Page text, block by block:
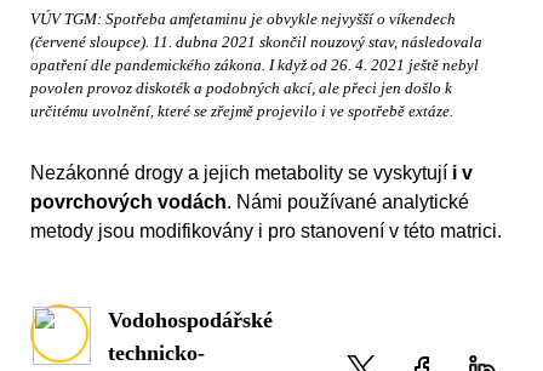
VÚV TGM: Spotřeba amfetaminu je obvykle nejvyšší o víkendech
(červené sloupce). 11. dubna 2021 skončil nouzový stav, následovala
opatření dle pandemického zákona. I když od 26. 4. 2021 ještě nebyl
povolen provoz diskoték a podobných akcí, ale přeci jen došlo k
určitému uvolnění, které se zřejmě projevilo i ve spotřebě extáze.
Nezákonné drogy a jejich metabolity se vyskytují i v
povrchových vodách. Námi používané analytické
metody jsou modifikovány i pro stanovení v této matrici.
Vodohospodářské
technicko-